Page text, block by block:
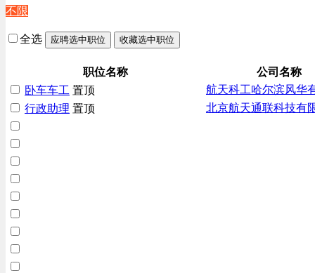
电子/电器/半导体类
电力电气/能源/自动化
咨询/顾问/法律类
程序/语言开发类
行政/后勤/文秘类
销售类
人力资源类
互联网/电子商务/游戏类
建筑装潢/市政建设类
通信/移动互联网/手机类
技工/维修类
房地产开发/物业管理类
生产/加工/认证类
综合技术类
不限
全选 应聘选中职位 收藏选中职位
职位名称
公司名称
卧车车工 置顶 航天科工哈尔滨风华
行政助理 置顶 北京航天通联科技有